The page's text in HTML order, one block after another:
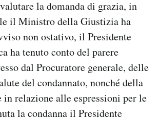
la domanda di grazia, in
il Ministro della Giustizia ha
non ostativo, il Presidente
ha tenuto conto del parere
dal Procuratore generale, delle
del condannato, nonché della
in relazione alle espressioni per le
la condanna il Presidente